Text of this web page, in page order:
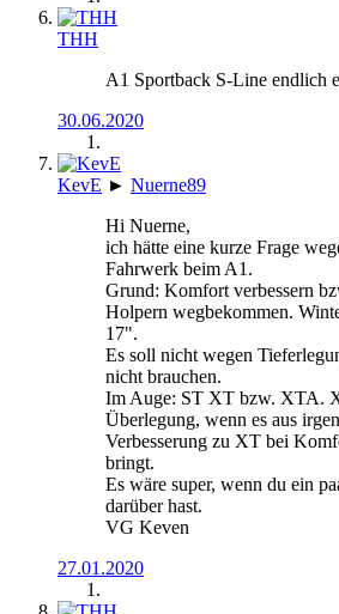
THH
A1 Sportback S-Line endlich
30.06.2020
KevE ► Nuerne89
Hi Nuerne,
ich hätte eine kurze Frage
Fahrwerk beim A1.
Grund: Komfort verbessern
Holpern wegbekommen.
17".
Es soll nicht wegen
nicht brauchen.
Im Auge: ST XT bzw. XTA.
Überlegung, wenn es aus
Verbesserung zu XT bei
bringt.
Es wäre super, wenn du ein
darüber hast.
VG Keven
27.01.2020